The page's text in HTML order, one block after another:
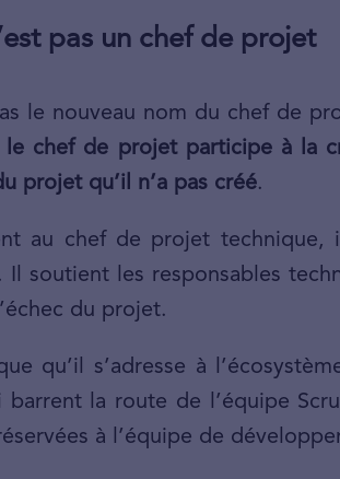
pas un chef de projet
le nouveau nom du chef de
le chef de projet participe à la
projet qu’il n’a pas créé.
au chef de projet technique,
soutient les responsables
du projet.
qu’il s’adresse à
la route de l’équipe
à l’équipe de